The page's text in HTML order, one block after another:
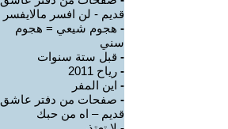
قديم - لن افسر مالايفسر
- هجوم شيعي = هجوم
سني
- قبل ستة سنوات
- رياح 2011
- اين المفر
- صفحات من دفتر عاشق
قديم – اه من حبك